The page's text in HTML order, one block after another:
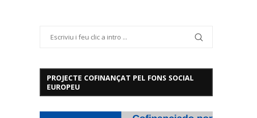
PROJECTE COFINANÇAT PEL FONS SOCIAL
EUROPEU